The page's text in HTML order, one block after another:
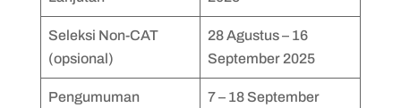
Seleksi Non-CAT
(opsional)
28 Agustus – 16
September 2025
Pengumuman
7 – 18 September